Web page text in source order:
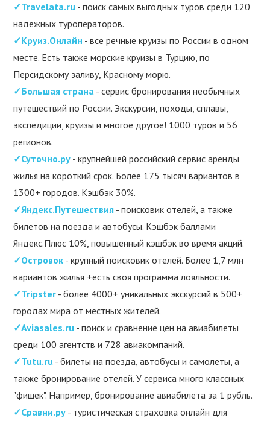
✓Travelata.ru - поиск самых выгодных туров среди 120
надежных туроператоров.
✓Круиз.Онлайн - все речные круизы по России в одном
месте. Есть также морские круизы в Турцию, по
Персидскому заливу, Красному морю.
✓Большая страна - сервис бронирования необычных
путешествий по России. Экскурсии, походы, сплавы,
экспедиции, круизы и многое другое! 1000 туров и 56
регионов.
✓Суточно.ру - крупнейшей российский сервис аренды
жилья на короткий срок. Более 175 тысяч вариантов в
1300+ городов. Кэшбэк 30%.
✓Яндекс.Путешествия - поисковик отелей, а также
билетов на поезда и автобусы. Кэшбэк баллами
Яндекс.Плюс 10%, повышенный кэшбэк во время акций.
✓Островок - крупный поисковик отелей. Более 1,7 млн
вариантов жилья +есть своя программа лояльности.
✓Tripster - более 4000+ уникальных экскурсий в 500+
городах мира от местных жителей.
✓Aviasales.ru - поиск и сравнение цен на авиабилеты
среди 100 агентств и 728 авиакомпаний.
✓Tutu.ru - билеты на поезда, автобусы и самолеты, а
также бронирование отелей. У сервиса много классных
"фишек". Например, бронирование авиабилета за 1 рубль.
✓Сравни.ру - туристическая страховка онлайн для